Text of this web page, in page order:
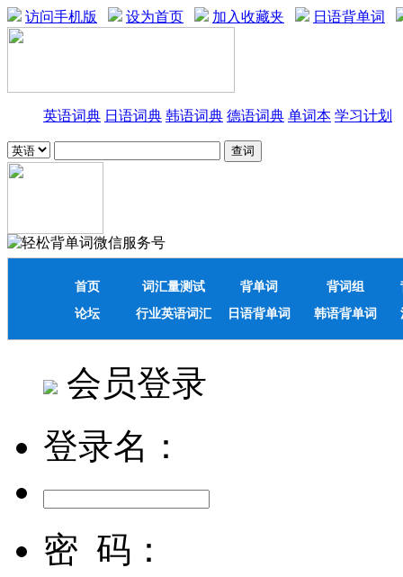
访问手机版 设为首页 加入收藏夹 日语背单词
英语词典 日语词典 韩语词典 德语词典 单词本 学习计划
首页 词汇量测试 背单词 背词组
论坛
行业英语词汇 日语背单词 韩语背单词
会员登录
登录名：
密 码：